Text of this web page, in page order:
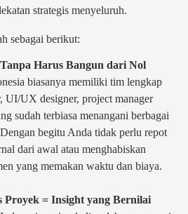
strategis menyeluruh.
sebagai berikut:
Harus Bangun dari Nol
biasanya memiliki tim lengkap
UI/UX designer, project manager
sudah terbiasa menangani berbagai
begitu Anda tidak perlu repot
dari awal atau menghabiskan
yang memakan waktu dan biaya.
Proyek = Insight yang Bernilai